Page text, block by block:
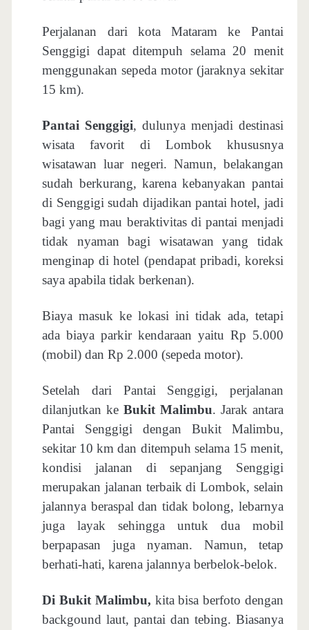
Perjalanan dari kota Mataram ke Pantai
Senggigi dapat ditempuh selama 20 menit
menggunakan sepeda motor (jaraknya sekitar
15 km).
Pantai Senggigi, dulunya menjadi destinasi
wisata favorit di Lombok khususnya
wisatawan luar negeri. Namun, belakangan
sudah berkurang, karena kebanyakan pantai
di Senggigi sudah dijadikan pantai hotel, jadi
bagi yang mau beraktivitas di pantai menjadi
tidak nyaman bagi wisatawan yang tidak
menginap di hotel (pendapat pribadi, koreksi
saya apabila tidak berkenan).
Biaya masuk ke lokasi ini tidak ada, tetapi
ada biaya parkir kendaraan yaitu Rp 5.000
(mobil) dan Rp 2.000 (sepeda motor).
Setelah dari Pantai Senggigi, perjalanan
dilanjutkan keBukit Malimbu. Jarak antara
Pantai Senggigi dengan Bukit Malimbu,
sekitar 10 km dan ditempuh selama 15 menit,
kondisi jalanan di sepanjang Senggigi
merupakan jalanan terbaik di Lombok, selain
jalannya beraspal dan tidak bolong, lebarnya
juga layak sehingga untuk dua mobil
berpapasan juga nyaman. Namun, tetap
berhati-hati, karena jalannya berbelok-belok.
Di Bukit Malimbu, kita bisa berfoto dengan
backgound laut, pantai dan tebing. Biasanya